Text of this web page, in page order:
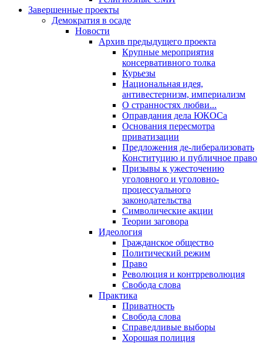
Завершенные проекты
Демократия в осаде
Новости
Архив предыдущего проекта
Крупные мероприятия
консервативного толка
Курьезы
Национальная идея,
антивестернизм, империализм
О странностях любви...
Оправдания дела ЮКОСа
Основания пересмотра
приватизации
Предложения де-либерализовать
Конституцию и публичное право
Призывы к ужесточению
уголовного и уголовно-
процессуального
законодательства
Символические акции
Теории заговора
Идеология
Гражданское общество
Политический режим
Право
Революция и контрреволюция
Свобода слова
Практика
Приватность
Свобода слова
Справедливые выборы
Хорошая полиция